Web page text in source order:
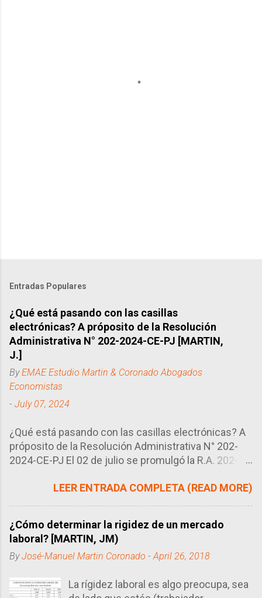
Entradas Populares
¿Qué está pasando con las casillas
electrónicas? A próposito de la Resolución
Administrativa N° 202-2024-CE-PJ [MARTIN,
J.]
ByEMAE Estudio Martin & Coronado Abogados
Economistas
- July 07, 2024
¿Qué está pasando con las casillas electrónicas? A
próposito de la Resolución Administrativa N° 202-
2024-CE-PJ El 02 de julio se promulgó la R.A. 202-
Judicial, órgano encargado de regular la manera en
que se llevan los procesos en el Perú, en este caso
como se sabe, las casillas electrónicas son como
correos electrónicos que utilizan los abogados
como buzón (domicilio procesal electrónico) para
procesos. Este sistema ha sustuido en gran medida
LEER ENTRADA COMPLETA (READ MORE)
¿Cómo determinar la rigidez de un mercado
laboral? [MARTIN, JM)
ByJosé-Manuel Martin Coronado -April 26, 2018
La rígidez laboral es algo preocupa, sea